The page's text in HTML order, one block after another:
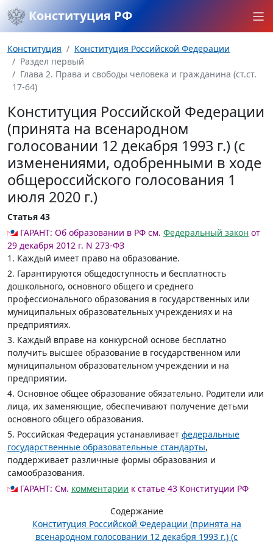
Конституция РФ
Конституция
Конституция Российской Федерации
Раздел первый
Глава 2. Права и свободы человека и гражданина (ст.ст.
17-64)
Конституция Российской Федерации
(принята на всенародном
голосовании 12 декабря 1993 г.) (с
изменениями, одобренными в ходе
общероссийского голосования 1
июля 2020 г.)
Статья 43
ГАРАНТ: Об образовании в РФ см. Федеральный закон от
29 декабря 2012 г. N 273-ФЗ
1. Каждый имеет право на образование.
2. Гарантируются общедоступность и бесплатность
дошкольного, основного общего и среднего
профессионального образования в государственных или
муниципальных образовательных учреждениях и на
предприятиях.
3. Каждый вправе на конкурсной основе бесплатно
получить высшее образование в государственном или
муниципальном образовательном учреждении и на
предприятии.
4. Основное общее образование обязательно. Родители или
лица, их заменяющие, обеспечивают получение детьми
основного общего образования.
5. Российская Федерация устанавливает федеральные
государственные образовательные стандарты,
поддерживает различные формы образования и
самообразования.
ГАРАНТ: См. комментарии к статье 43 Конституции РФ
Содержание
Конституция Российской Федерации (принята на
всенародном голосовании 12 декабря 1993 г.) (с